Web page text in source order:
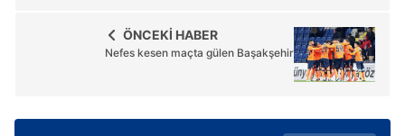
ÖNCEKİ HABER
Nefes kesen maçta gülen Başakşehir